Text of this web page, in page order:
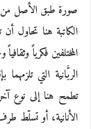
صورة طبق الأصل من
الكاتبة هنا تحاول
المختلفين فكرياً
الربَّانية التي
تطمح هنا إلى نوع
الأنانية، أو تسلّط